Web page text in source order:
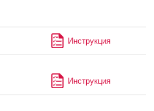
Инструкция
Инструкция